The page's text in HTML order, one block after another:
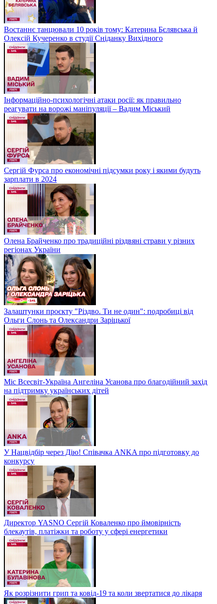
Востаннє танцювали 10 років тому: Катерина Бєлявська й
Олексій Кучеренко в студії Сніданку Вихідного
Інформаційно-психологічні атаки росії: як правильно
реагувати на ворожі маніпуляції – Вадим Міський
Сергій Фурса про економічні підсумки року і якими будуть
зарплати в 2024
Олена Брайченко про традиційні різдвяні страви у різних
регіонах України
Залаштунки проєкту "Різдво. Ти не один": подробиці від
Ольги Слонь та Олександри Заріцької
Міс Всесвіт-Україна Ангеліна Усанова про благодійний захід
на підтримку українських дітей
У Нацвідбір через Дію! Співачка ANKA про підготовку до
конкурсу
Директор YASNO Сергій Коваленко про ймовірність
блекаутів, платіжки та роботу у сфері енергетики
Як розрізнити грип та ковід-19 та коли звертатися до лікаря